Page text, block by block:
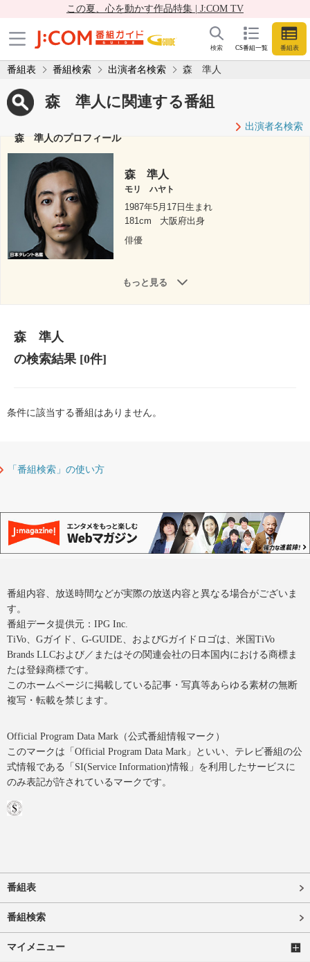
この夏、心を動かす作品特集 | J:COM TV
CS番組一覧 番組表
検索
番組表 番組検索 出演者名検索 森 準人
森 準人に関連する番組
出演者名検索
森 準人のプロフィール
森 準人
モリ ハヤト
1987年5月17日生まれ
181cm
大阪府出身
俳優
もっと見る
森 準人
の検索結果[0件]
条件に該当する番組はありません。
「番組検索」の使い方
番組内容、放送時間などが実際の放送内容と異なる場合がございま
す。
番組データ提供元：IPG Inc.
TiVo、Gガイド、G-GUIDE、およびGガイドロゴは、米国TiVo
Brands LLCおよび／またはその関連会社の日本国内における商標ま
たは登録商標です。
このホームページに掲載している記事・写真等あらゆる素材の無断
複写・転載を禁じます。
Official Program Data Mark（公式番組情報マーク）
このマークは「Official Program Data Mark」といい、テレビ番組の公
式情報である「SI(Service Information)情報」を利用したサービスに
のみ表記が許されているマークです。
番組表
番組検索
マイメニュー